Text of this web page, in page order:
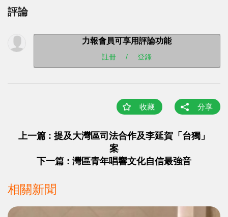
評論
力報會員可享用評論功能
註冊 / 登錄
收藏 分享
上一篇 : 提及大灣區司法合作及李延賀「台獨」
案
下一篇 : 灣區青年唱響文化自信最強音
相關新聞